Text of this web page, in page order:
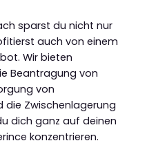
sparst du nicht nur
auch von einem
Wir bieten
Beantragung von
von
die Zwischenlagerung
dich ganz auf deinen
konzentrieren.